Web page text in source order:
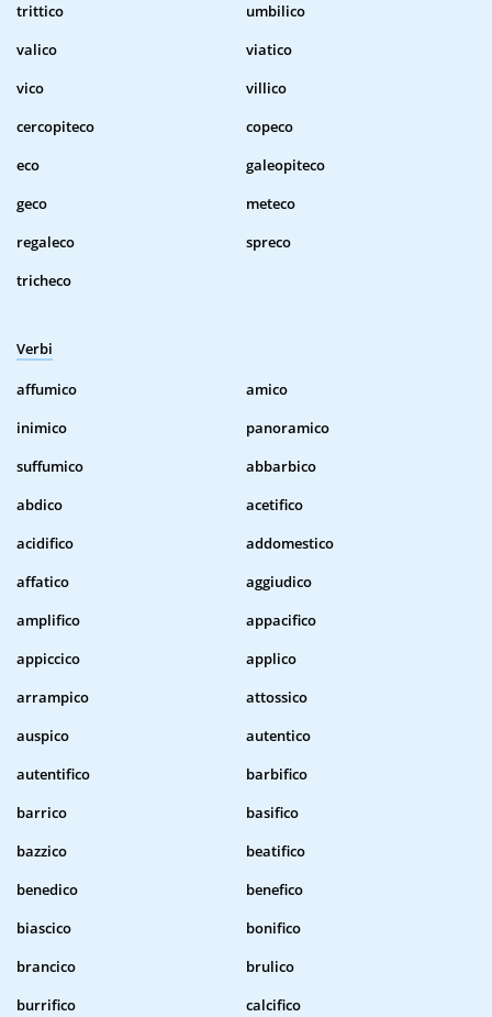
trittico
umbilico
valico
viatico
vico
villico
cercopiteco
copeco
eco
galeopiteco
geco
meteco
regaleco
spreco
tricheco
Verbi
affumico
amico
inimico
panoramico
suffumico
abbarbico
abdico
acetifico
acidifico
addomestico
affatico
aggiudico
amplifico
appacifico
appiccico
applico
arrampico
attossico
auspico
autentico
autentifico
barbifico
barrico
basifico
bazzico
beatifico
benedico
benefico
biascico
bonifico
brancico
brulico
burrifico
calcifico